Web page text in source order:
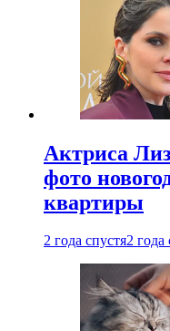
Актриса
фото
квартиры
2 года спустя2 года